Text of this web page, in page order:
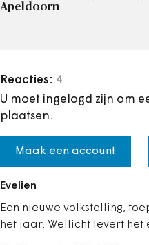
Apeldoorn
Reacties: 4
U moet ingelogd zijn om
plaatsen.
Maak een account
Evelien
Een nieuwe volkstelling,
het jaar. Wellicht levert het